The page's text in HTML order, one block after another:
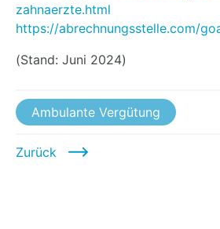
zahnaerzte.html
https://abrechnungsstelle.com/
(Stand: Juni 2024)
Ambulante Vergütung
Zurück